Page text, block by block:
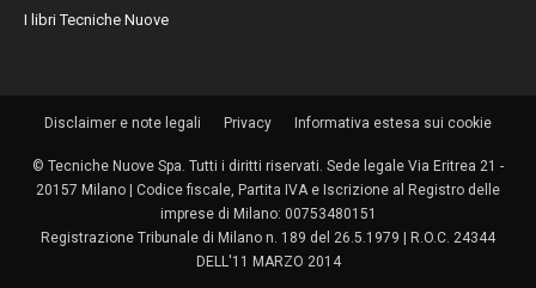
I libri Tecniche Nuove
Disclaimer e note legali Privacy Informativa estesa sui cookie
© Tecniche Nuove Spa. Tutti i diritti riservati. Sede legale Via Eritrea 21 -
20157 Milano | Codice fiscale, Partita IVA e Iscrizione al Registro delle
imprese di Milano: 00753480151
Registrazione Tribunale di Milano n. 189 del 26.5.1979 | R.O.C. 24344
DELL'11 MARZO 2014